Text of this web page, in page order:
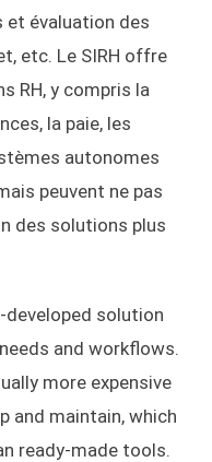
et évaluation des
etc. Le SIRH offre
RH, y compris la
la paie, les
autonomes
peuvent ne pas
des solutions plus
developed solution
and workflows.
more expensive
and maintain, which
ready-made tools.